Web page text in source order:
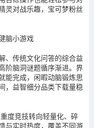
灵对战乐趣，宝可梦粉丝
脑小游戏
、传统文化问答的综合益
阶脑洞谜题循序渐进。界
能完成，闲暇动脑锻炼思
，益智细分品类下载量稳
度竞技转向轻量化、碎
与实时热度，覆盖不同游